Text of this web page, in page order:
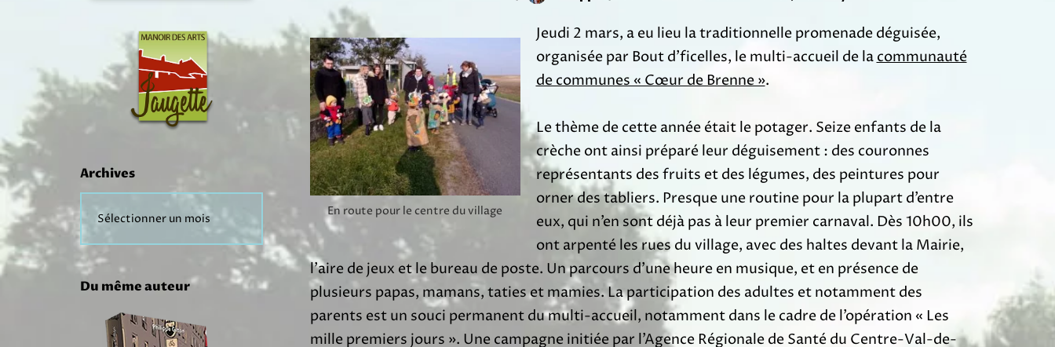
Archives
Du même auteur
En route pour le centre du village
Jeudi 2 mars, a eu lieu la traditionnelle promenade déguisée,
organisée par Bout d’ficelles, le multi-accueil de lacommunauté
de communes « Cœur de Brenne ».
Le thème de cette année était le potager. Seize enfants de la
crèche ont ainsi préparé leur déguisement : des couronnes
représentants des fruits et des légumes, des peintures pour
orner des tabliers. Presque une routine pour la plupart d’entre
eux, qui n’en sont déjà pas à leur premier carnaval. Dès 10h00, ils
ont arpenté les rues du village, avec des haltes devant la Mairie,
l’aire de jeux et le bureau de poste. Un parcours d’une heure en musique, et en présence de
plusieurs papas, mamans, taties et mamies. La participation des adultes et notamment des
parents est un souci permanent du multi-accueil, notamment dans le cadre de l’opération « Les
mille premiers jours ». Une campagne initiée par l’Agence Régionale de Santé du Centre-Val-de-